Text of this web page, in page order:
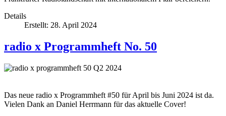
Details
Erstellt: 28. April 2024
radio x Programmheft No. 50
Das neue radio x Programmheft #50 für April bis Juni 2024 ist da.
Vielen Dank an Daniel Herrmann für das aktuelle Cover!